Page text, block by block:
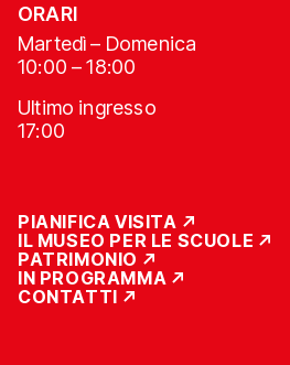
ORARI
Martedì – Domenica
10:00 – 18:00
Ultimo ingresso
17:00
PIANIFICA VISITA
IL MUSEO PER LE SCUOLE
PATRIMONIO
IN PROGRAMMA
CONTATTI